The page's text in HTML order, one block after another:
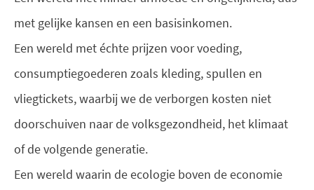
met gelijke kansen en een basisinkomen.
Een wereld met échte prijzen voor voeding,
consumptiegoederen zoals kleding, spullen en
vliegtickets, waarbij we de verborgen kosten niet
doorschuiven naar de volksgezondheid, het klimaat
of de volgende generatie.
Een wereld waarin de ecologie boven de economie